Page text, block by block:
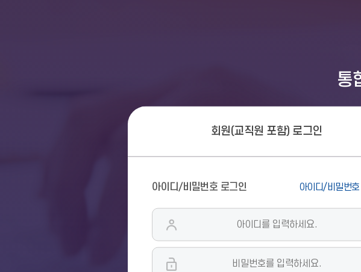
통
회원(교직원 포함) 로그인
원
(교
원
아이디/비밀번호 로그인 아이디/비밀번호